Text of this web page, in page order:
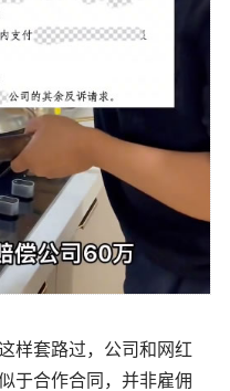
样套路过，公司和网红
于合作合同，并非雇佣